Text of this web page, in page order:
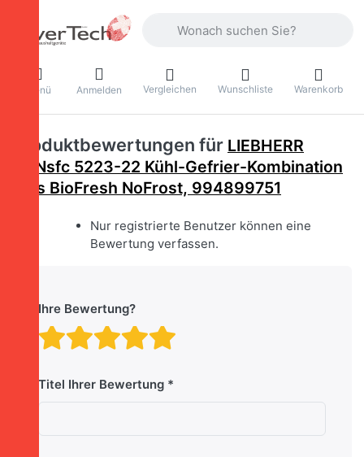
Menü Anmelden Vergleichen Wunschliste Warenkorb
Produktbewertungen für LIEBHERR
CBNsfc 5223-22 Kühl-Gefrier-Kombination
Plus BioFresh NoFrost, 994899751
Nur registrierte Benutzer können eine
Bewertung verfassen.
Ihre Bewertung?
Bewertung: 4 von
Bewertung: 3 von 5
Bewertung: 2 von 5
Bewertung: 1 von 5
Titel Ihrer Bewertung